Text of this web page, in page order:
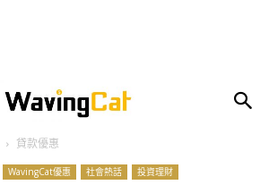
貸款優惠
WavingCat優惠 社會熱話 投資理財